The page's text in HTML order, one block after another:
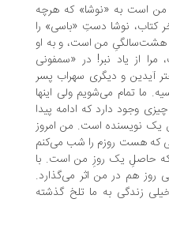
به «نوشا» که هرچه
نوشا دستِ «باسی» را
من است، و به او
نبر! در «سمفونی
و دیگری سهراب پسر
می‌شویم ولی اینها
دارد که ادامه پیدا
است. من امروز
روزم را شب می‌کنم
یک روزِ من است. با
در من اثر می‌گذارد.
به ما تلخ گذشته